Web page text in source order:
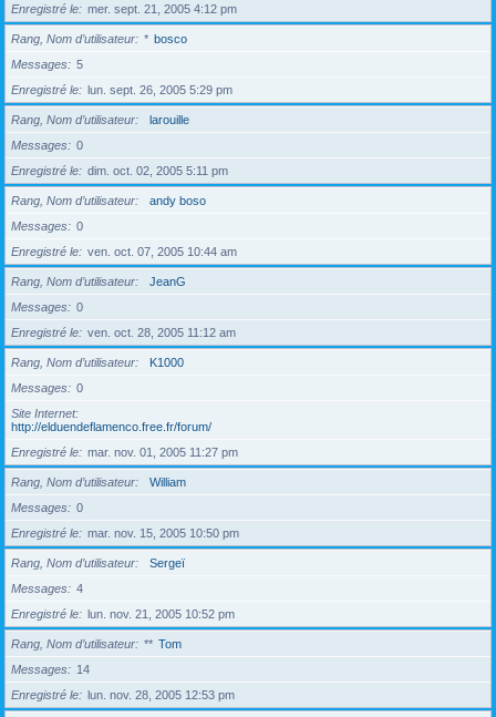
Enregistré le
mer. sept. 21, 2005 4:12 pm
Rang, Nom d’utilisateur * bosco
Messages
5
Enregistré le
lun. sept. 26, 2005 5:29 pm
Rang, Nom d’utilisateur
larouille
Messages
0
Enregistré le
dim. oct. 02, 2005 5:11 pm
Rang, Nom d’utilisateur
andy boso
Messages
0
Enregistré le
ven. oct. 07, 2005 10:44 am
Rang, Nom d’utilisateur
JeanG
Messages
0
Enregistré le
ven. oct. 28, 2005 11:12 am
Rang, Nom d’utilisateur
K1000
Messages
0
Site Internet
http://elduendeflamenco.free.fr/forum/
Enregistré le
mar. nov. 01, 2005 11:27 pm
Rang, Nom d’utilisateur
William
Messages
0
Enregistré le
mar. nov. 15, 2005 10:50 pm
Rang, Nom d’utilisateur
Sergeï
Messages
4
Enregistré le
lun. nov. 21, 2005 10:52 pm
Rang, Nom d’utilisateur ** Tom
Messages
14
Enregistré le
lun. nov. 28, 2005 12:53 pm